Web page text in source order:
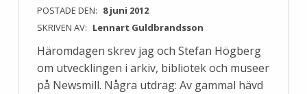
POSTADE DEN: 8 juni 2012
SKRIVEN AV: Lennart Guldbrandsson
Häromdagen skrev jag och Stefan Högberg
om utvecklingen i arkiv, bibliotek och museer
på Newsmill. Några utdrag: Av gammal hävd